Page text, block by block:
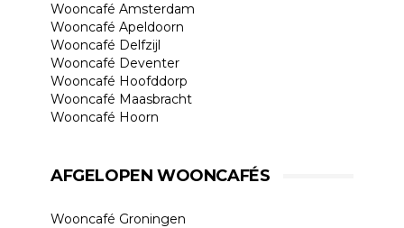
Wooncafé Amsterdam
Wooncafé Apeldoorn
Wooncafé Delfzijl
Wooncafé Deventer
Wooncafé Hoofddorp
Wooncafé Maasbracht
Wooncafé Hoorn
AFGELOPEN WOONCAFÉS
Wooncafé Groningen